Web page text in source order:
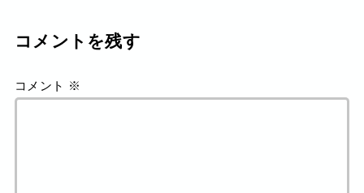
コメントを残す
コメント ※